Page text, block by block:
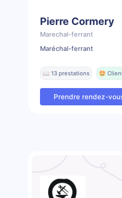
Pierre Cormery
Marechal-ferrant
Maréchal-ferrant
📖 13 prestations 🤩
Prendre rendez-